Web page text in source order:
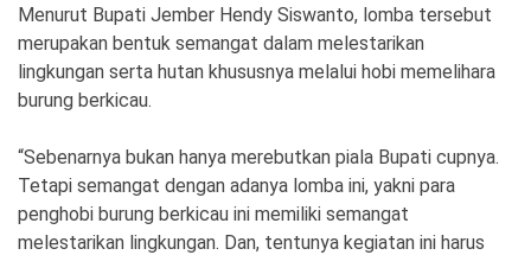
Indeks Birokrasi
Menurut Bupati Jember Hendy Siswanto, lomba tersebut
merupakan bentuk semangat dalam melestarikan
lingkungan serta hutan khususnya melalui hobi memelihara
burung berkicau.
“Sebenarnya bukan hanya merebutkan piala Bupati cupnya.
Tetapi semangat dengan adanya lomba ini, yakni para
penghobi burung berkicau ini memiliki semangat
melestarikan lingkungan. Dan, tentunya kegiatan ini harus